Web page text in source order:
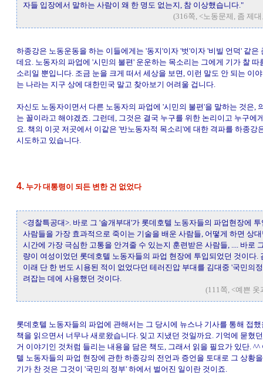
자들 입장에서 말하는 사람이 왜 한 명도 없는지, 참 이상했습니다."
(316쪽, <노동문제, 좀 제
하종강은 노동운동을 하는 이들에게는 '동지'이자 '벗'이자 '비빌 언덕' 같은
데요. 노동자의 파업에 '시민의 불편' 운운하는 목소리는 그에게 기가 찰 따
소리일 뿐입니다. 조금 눈을 크게 떠서 세상을 보면, 이런 말도 안 되는 이
는 나라는 지구 상에 대한민국 말고 찾아보기 어려울 겁니다.
자신도 노동자이면서 다른 노동자의 파업에 '시민의 불편'을 말하는 것은,
는 꼴이라고 해야겠죠. 그런데, 그것은 결국 누구를 위한 논리이고 누구에
요. 책의 이곳 저곳에서 이같은 '반노동자적 목소리'에 대한 격파를 하종강
시도하고 있습니다.
4. 누가 대통령이 되든 변한 건 없었다
<경찰특공대>. 바로 그 '솔개부대'가 롯데호텔 노동자들의 파업현장에
사람들을 가장 효과적으로 죽이는 기술을 배운 사람들, 어떻게 하면 상
시간에 가장 극심한 고통을 안겨줄 수 있는지 훈련받은 사람들, .... 바로
량이 여성이었던 롯데호텔 노동자들의 파업 현장에 투입되었던 것이다.
이래 단 한 번도 시용된 적이 없었다던 테러진압 부대를 김대중 '국민의
려잡는 데에 사용했던 것이다.
(111쪽, <예쁜
롯데호텔 노동자들의 파업에 관해서는 그 당시에 뉴스나 기사를 통해 접
책을 읽으면서 너무나 새로왔습니다. 잊고 지냈던 것일까요. 기억에 묻혔
거 이야기인 것처럼 들리는 내용을 담은 책도, 그래서 읽을 필요가 있단. ^^
텔 노동자들의 파업 현장에 관한 하종강의 전언과 증언을 토대로 그 상황
기가 찬 것은 그것이 '국민의 정부' 하에서 벌어진 일이란 것이죠.